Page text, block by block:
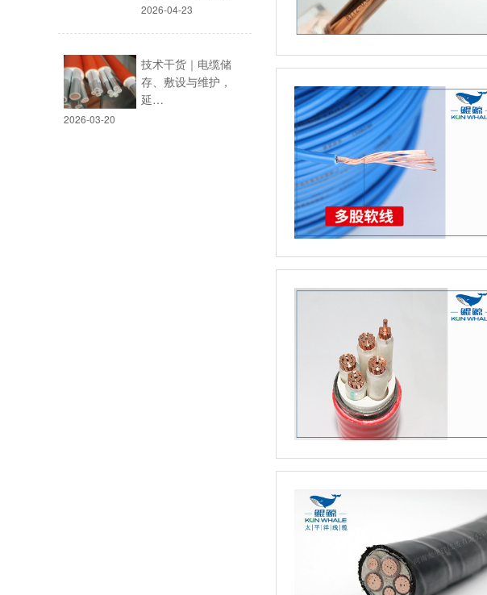
2026-04-23
技术干货｜电缆储
存、敷设与维护，
延…
2026-03-20